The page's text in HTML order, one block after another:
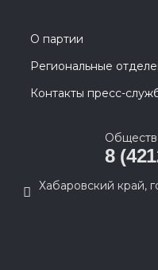
О партии
Региональные
Контакты пресс-
8
Хабаровский край,